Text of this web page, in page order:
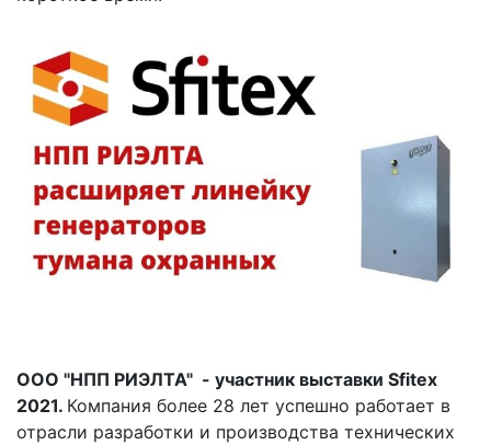
ООО "НПП РИЭЛТА" - участник выставки Sfitex
2021. Компания более 28 лет успешно работает в
отрасли разработки и производства технических